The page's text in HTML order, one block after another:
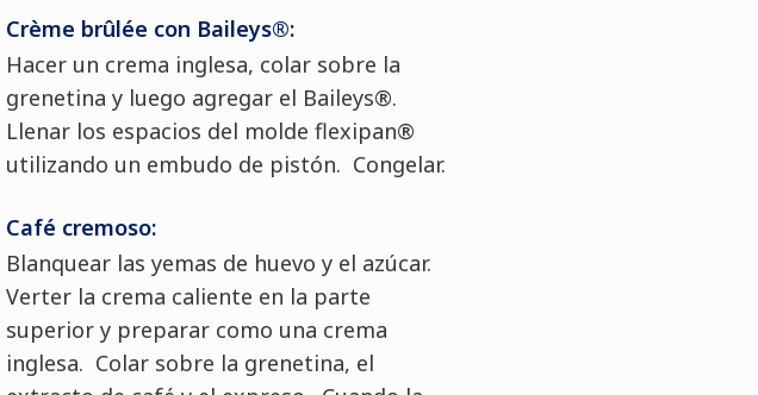
Crème brûlée con Baileys®:
Hacer un crema inglesa, colar sobre la
grenetina y luego agregar el Baileys®.
Llenar los espacios del molde flexipan®
utilizando un embudo de pistón. Congelar.
Café cremoso:
Blanquear las yemas de huevo y el azúcar.
Verter la crema caliente en la parte
superior y preparar como una crema
inglesa. Colar sobre la grenetina, el